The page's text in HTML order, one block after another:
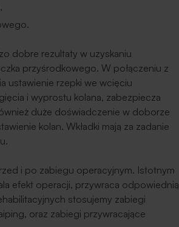
dobre rezultaty w uzyskaniu
przyśrodkowego. W połączeniu z
ustawienie rzepki we wcięciu
i wyprostu kolana, zabezpiecza
duże doświadczenie w doborze
kolan. Wkładki mają za zadanie
i po zabiegu operacyjnym. Istotnym
efekt operacji, przywraca odpowiednią
stosujemy zabiegi
oraz zabiegi przywracające